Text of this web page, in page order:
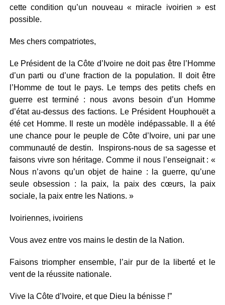
cette condition qu’un nouveau « miracle ivoirien » est
possible.
Mes chers compatriotes,
Le Président de la Côte d’Ivoire ne doit pas être l’Homme
d’un parti ou d’une fraction de la population. Il doit être
l’Homme de tout le pays. Le temps des petits chefs en
guerre est terminé : nous avons besoin d’un Homme
d’état au-dessus des factions. Le Président Houphouët a
été cet Homme. Il reste un modèle indépassable. Il a été
une chance pour le peuple de Côte d’Ivoire, uni par une
communauté de destin. Inspirons-nous de sa sagesse et
faisons vivre son héritage. Comme il nous l’enseignait : «
Nous n’avons qu’un objet de haine : la guerre, qu’une
seule obsession : la paix, la paix des cœurs, la paix
sociale, la paix entre les Nations. »
Ivoiriennes, ivoiriens
Vous avez entre vos mains le destin de la Nation.
Faisons triompher ensemble, l’air pur de la liberté et le
vent de la réussite nationale.
Vive la Côte d’Ivoire, et que Dieu la bénisse !”